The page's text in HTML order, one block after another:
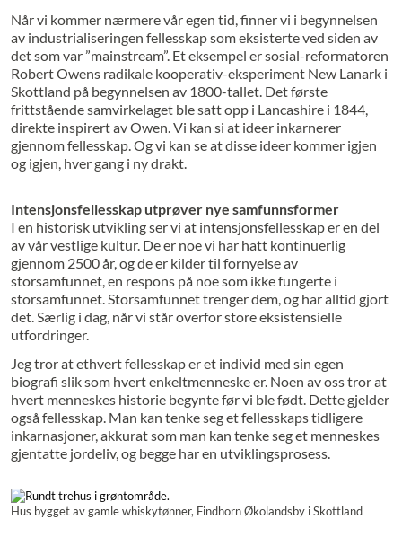
Når vi kommer nærmere vår egen tid, finner vi i begynnelsen
av industrialiseringen fellesskap som eksisterte ved siden av
det som var ”mainstream”. Et eksempel er sosial-reformatoren
Robert Owens radikale kooperativ-eksperiment New Lanark i
Skottland på begynnelsen av 1800-tallet. Det første
frittstående samvirkelaget ble satt opp i Lancashire i 1844,
direkte inspirert av Owen. Vi kan si at ideer inkarnerer
gjennom fellesskap. Og vi kan se at disse ideer kommer igjen
og igjen, hver gang i ny drakt.
Intensjonsfellesskap utprøver nye samfunnsformer
I en historisk utvikling ser vi at intensjonsfellesskap er en del
av vår vestlige kultur. De er noe vi har hatt kontinuerlig
gjennom 2500 år, og de er kilder til fornyelse av
storsamfunnet, en respons på noe som ikke fungerte i
storsamfunnet. Storsamfunnet trenger dem, og har alltid gjort
det. Særlig i dag, når vi står overfor store eksistensielle
utfordringer.
Jeg tror at ethvert fellesskap er et individ med sin egen
biografi slik som hvert enkeltmenneske er. Noen av oss tror at
hvert menneskes historie begynte før vi ble født. Dette gjelder
også fellesskap. Man kan tenke seg et fellesskaps tidligere
inkarnasjoner, akkurat som man kan tenke seg et menneskes
gjentatte jordeliv, og begge har en utviklingsprosess.
Hus bygget av gamle whiskytønner, Findhorn Økolandsby i Skottland